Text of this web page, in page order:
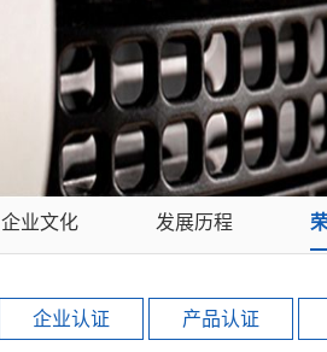
企业文化 发展历程
企业认证 产品认证